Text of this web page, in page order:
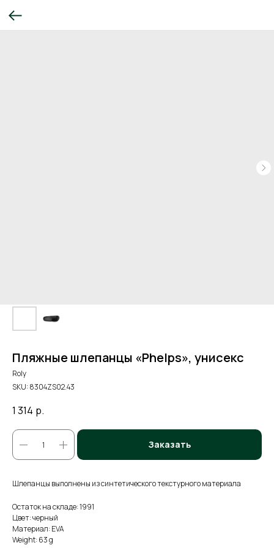
Пляжные шлепанцы «Phelps», унисекс
Roly
SKU:8304ZS02.43
1 314 р.
Заказать
Шлепанцы выполнены из синтетического текстурного материала
Остаток на складе: 1991
Цвет: черный
Материал: EVA
Weight: 63 g